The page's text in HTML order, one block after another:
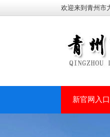
欢迎来到青州市
新官网入口